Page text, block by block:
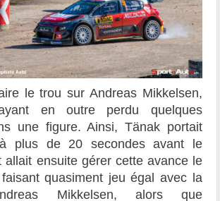
le trou sur Andreas Mikkelsen,
en outre perdu quelques
une figure. Ainsi, Tänak portait
plus de 20 secondes avant le
allait ensuite gérer cette avance le
quasiment jeu égal avec la
Mikkelsen, alors que